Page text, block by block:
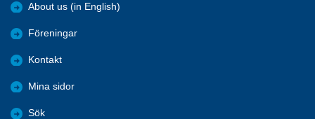
About us (in English)
Föreningar
Kontakt
Mina sidor
Sök